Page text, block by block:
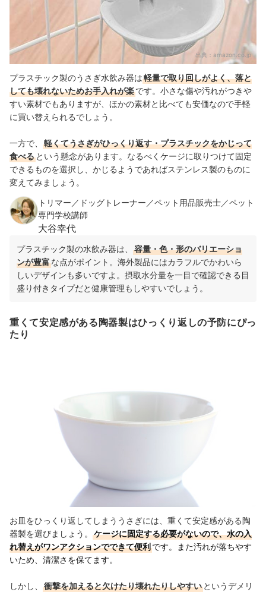
出典： amazon.co.jp
プラスチック製のうさぎ水飲み器は軽量で取り回しがよく、落と
しても壊れないためお手入れが楽です。小さな傷や汚れがつきや
すい素材でもありますが、ほかの素材と比べても安価なので手軽
に買い替えられるでしょう。
一方で、
軽くてうさぎがひっくり返す・プラスチックをかじって
食べる という懸念があります。なるべくケージに取りつけて固定
できるものを選択し、かじるようであればステンレス製のものに
変えてみましょう。
トリマー／ドッグトレーナー／ペット用品販売士／ペット
専門学校講師
大谷幸代
プラスチック製の水飲み器は、
容量・色・形のバリエーショ
ンが豊富な点がポイント。海外製品にはカラフルでかわいら
しいデザインも多いですよ。 摂取水分量を一目で確認できる目
盛り付きタイプだと健康管理もしやすいでしょう。
重くて安定感がある陶器製はひっくり返しの予防にぴっ
たり
お皿をひっくり返してしまううさぎには、重くて安定感がある陶
器製を選びましょう。
ケージに固定する必要がないので、水の入
れ替えがワンアクションでできて便利です。また汚れが落ちやす
いため、清潔さを保てます。
しかし、 衝撃を加えると欠けたり壊れたりしやすい というデメリ